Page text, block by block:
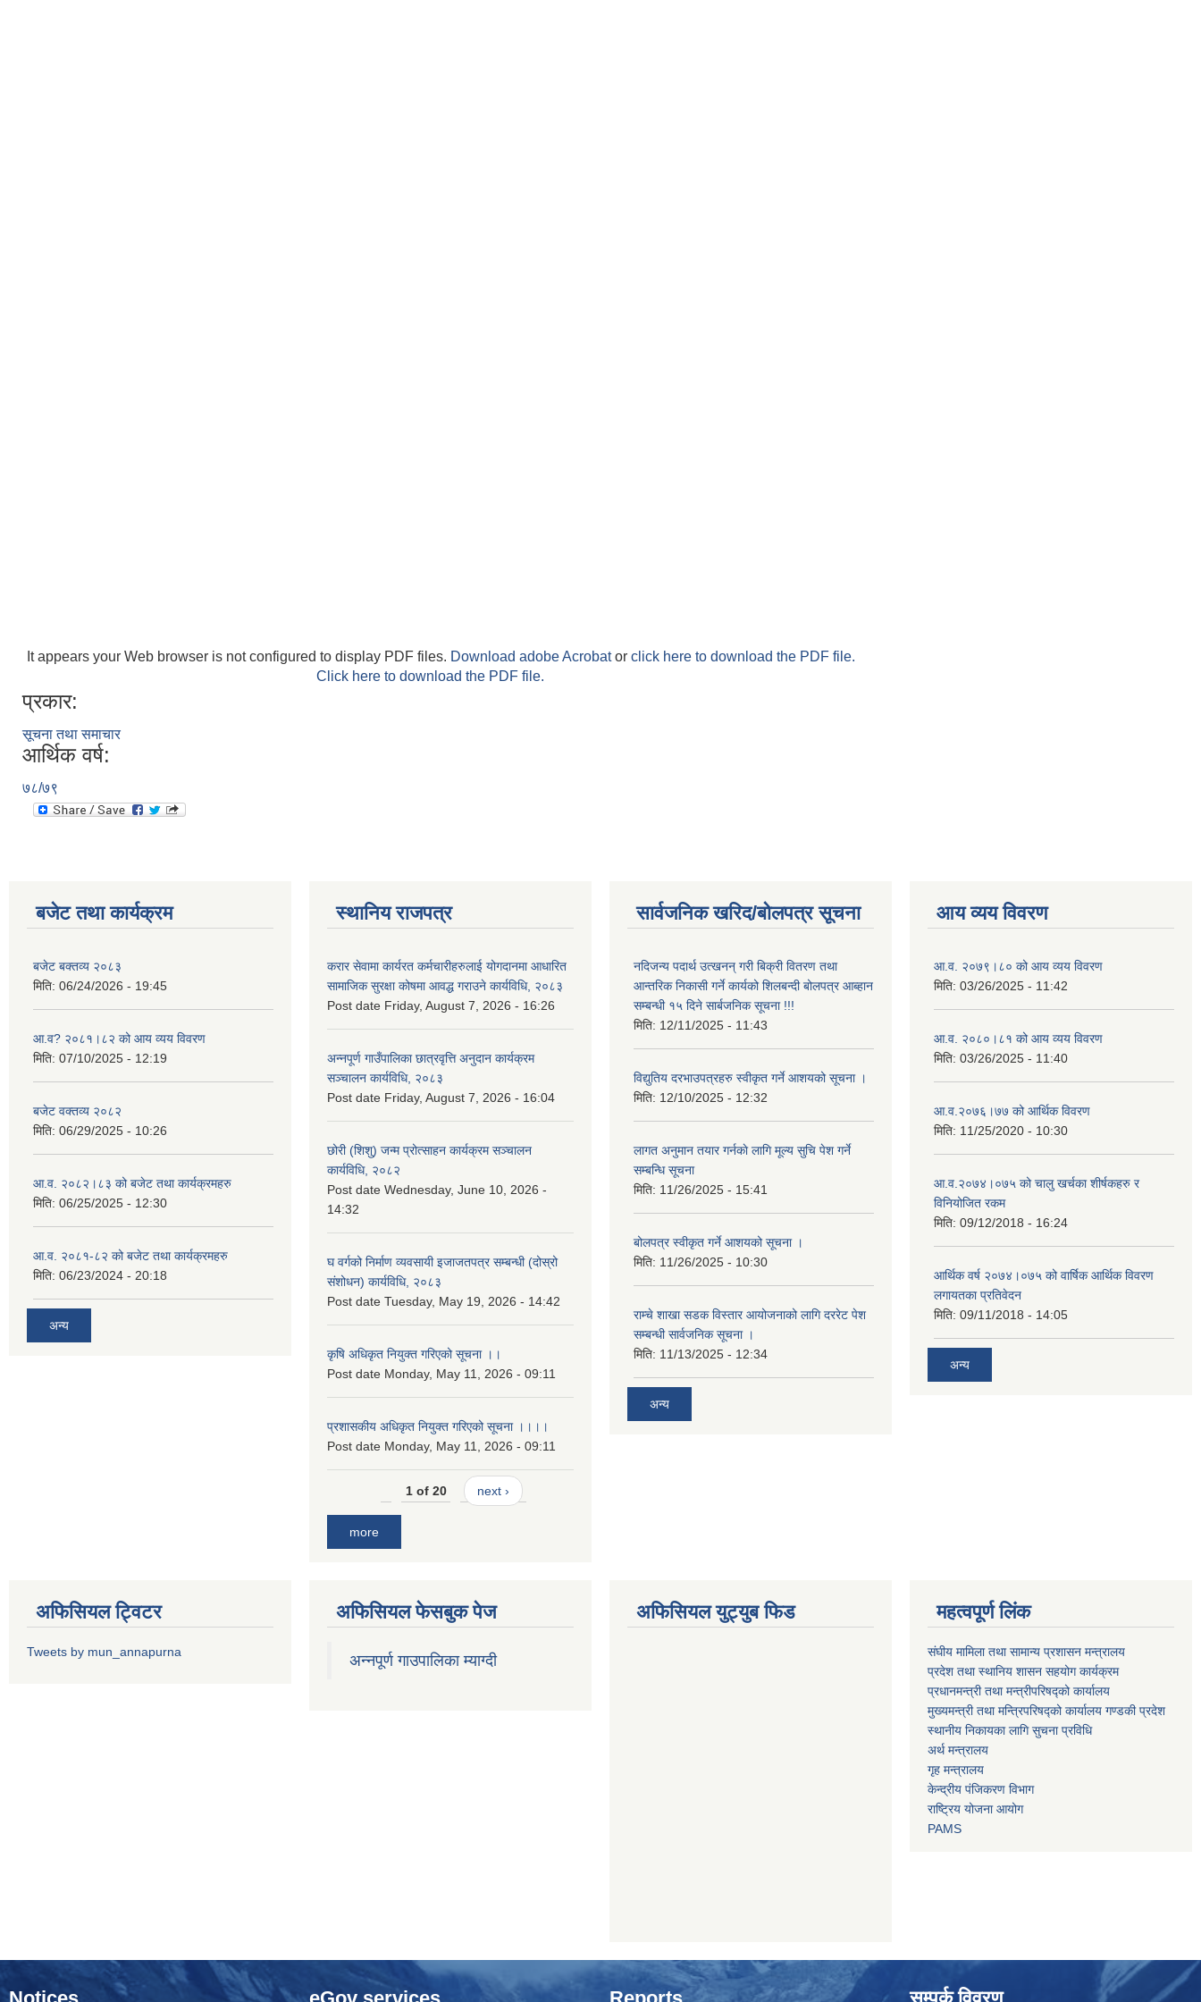
It appears your Web browser is not configured to display PDF files. Download adobe Acrobator click here to download the PDF file.
Click here to download the PDF file.
प्रकार:
सूचना तथा समाचार
आर्थिक वर्ष:
७८/७९
बजेट तथा कार्यक्रम
बजेट बक्तव्य २०८३
मिति: 06/24/2026 - 19:45
आ.व? २०८१।८२ को आय व्यय विवरण
मिति: 07/10/2025 - 12:19
बजेट वक्तव्य २०८२
मिति: 06/29/2025 - 10:26
आ.व. २०८२।८३ को बजेट तथा कार्यक्रमहरु
मिति: 06/25/2025 - 12:30
आ.व. २०८१-८२ को बजेट तथा कार्यक्रमहरु
मिति: 06/23/2024 - 20:18
अन्य
स्थानिय राजपत्र
करार सेवामा कार्यरत कर्मचारीहरुलाई योगदानमा आधारित
सामाजिक सुरक्षा कोषमा आवद्ध गराउने कार्यविधि, २०८३
Post date Friday, August 7, 2026 - 16:26
अन्नपूर्ण गाउँपालिका छात्रवृत्ति अनुदान कार्यक्रम
सञ्चालन कार्यविधि, २०८३
Post date Friday, August 7, 2026 - 16:04
छोरी (शिशु) जन्म प्रोत्साहन कार्यक्रम सञ्चालन
कार्यविधि, २०८२
Post date Wednesday, June 10, 2026 -
14:32
घ वर्गको निर्माण व्यवसायी इजाजतपत्र सम्बन्धी (दोस्रो
संशोधन) कार्यविधि, २०८३
Post date Tuesday, May 19, 2026 - 14:42
कृषि अधिकृत नियुक्त गरिएको सूचना ।।
Post date Monday, May 11, 2026 - 09:11
प्रशासकीय अधिकृत नियुक्त गरिएको सूचना ।।।।
Post date Monday, May 11, 2026 - 09:11
1 of 20 next ›
more
सार्वजनिक खरिद/बोलपत्र सूचना
नदिजन्य पदार्थ उत्खनन् गरी बिक्री वितरण तथा
आन्तरिक निकासी गर्ने कार्यको शिलबन्दी बोलपत्र आब्हान
सम्बन्धी १५ दिने सार्बजनिक सूचना !!!
मिति: 12/11/2025 - 11:43
विद्युतिय दरभाउपत्रहरु स्वीकृत गर्ने आशयको सूचना ।
मिति: 12/10/2025 - 12:32
लागत अनुमान तयार गर्नकाे लागि मूल्य सुचि पेश गर्ने
सम्बन्धि सूचना
मिति: 11/26/2025 - 15:41
बोलपत्र स्वीकृत गर्ने आशयको सूचना ।
मिति: 11/26/2025 - 10:30
राम्चे शाखा सडक विस्तार आयोजनाको लागि दररेट पेश
सम्बन्धी सार्वजनिक सूचना ।
मिति: 11/13/2025 - 12:34
अन्य
आय व्यय विवरण
आ.व. २०७९।८० को आय व्यय विवरण
मिति: 03/26/2025 - 11:42
आ.व. २०८०।८१ को आय व्यय विवरण
मिति: 03/26/2025 - 11:40
आ.व.२०७६।७७ को आर्थिक विवरण
मिति: 11/25/2020 - 10:30
आ.व.२०७४।०७५ को चालु खर्चका शीर्षकहरु र
विनियोजित रकम
मिति: 09/12/2018 - 16:24
आर्थिक वर्ष २०७४।०७५ को वार्षिक आर्थिक विवरण
लगायतका प्रतिवेदन
मिति: 09/11/2018 - 14:05
अन्य
अफिसियल ट्विटर
Tweets by mun_annapurna
अफिसियल फेसबुक पेज
अन्नपूर्ण गाउपालिका म्याग्दी
अफिसियल युट्युब फिड महत्वपूर्ण लिंक
संघीय मामिला तथा सामान्य प्रशासन मन्त्रालय
प्रदेश तथा स्थानिय शासन सहयोग कार्यक्रम
प्रधानमन्त्री तथा मन्त्रीपरिषद्को कार्यालय
मुख्यमन्त्री तथा मन्त्रिपरिषद्को कार्यालय गण्डकी प्रदेश
स्थानीय निकायका लागि सुचना प्रविधि
अर्थ मन्त्रालय
गृह मन्त्रालय
केन्द्रीय पंजिकरण विभाग
राष्ट्रिय योजना आयोग
PAMS